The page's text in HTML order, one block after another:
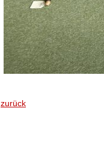
zurück